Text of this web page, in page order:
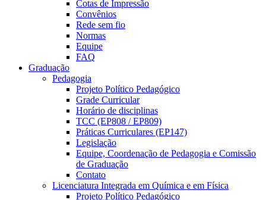
Cotas de Impressão
Convênios
Rede sem fio
Normas
Equipe
FAQ
Graduação
Pedagogia
Projeto Político Pedagógico
Grade Curricular
Horário de disciplinas
TCC (EP808 / EP809)
Práticas Curriculares (EP147)
Legislação
Equipe, Coordenação de Pedagogia e Comissão
de Graduação
Contato
Licenciatura Integrada em Química e em Física
Projeto Político Pedagógico